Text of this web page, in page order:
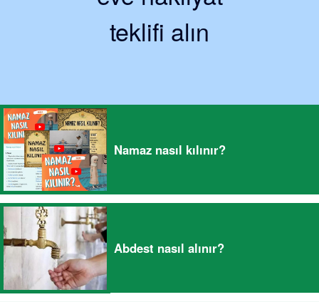
teklifi alın
Namaz nasıl kılınır?
Abdest nasıl alınır?